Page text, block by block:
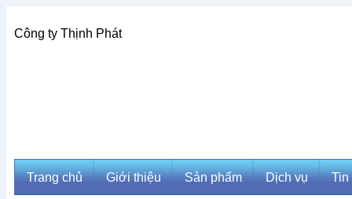
Công ty Thịnh Phát
Trang chủ Giới thiệu Sản phẩm Dịch vụ Tin